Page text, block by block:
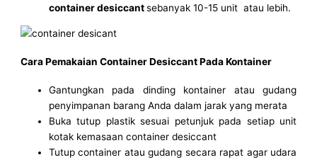
container desiccantsebanyak 10-15 unit atau lebih.
Cara Pemakaian Container Desiccant Pada Kontainer
Gantungkan pada dinding kontainer atau gudang
penyimpanan barang Anda dalam jarak yang merata
Buka tutup plastik sesuai petunjuk pada setiap unit
kotak kemasaan container desiccant
Tutup container atau gudang secara rapat agar udara